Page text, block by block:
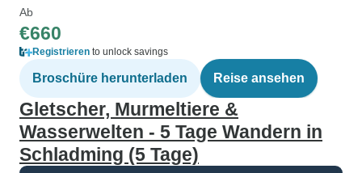
Ab
€660
Registrieren to unlock savings
Broschüre herunterladen Reise ansehen
Gletscher, Murmeltiere &
Wasserwelten - 5 Tage Wandern in
Schladming (5 Tage)